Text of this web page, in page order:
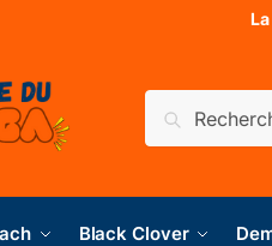
Black Clover